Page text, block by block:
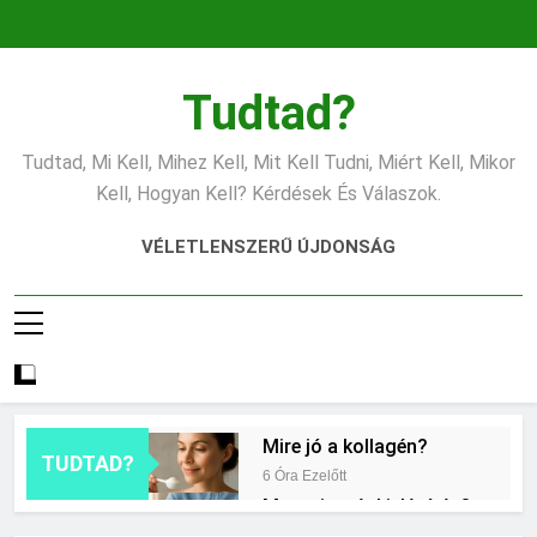
Tudtad?
Tudtad, Mi Kell, Mihez Kell, Mit Kell Tudni, Miért Kell, Mikor
Kell, Hogyan Kell? Kérdések És Válaszok.
VÉLETLENSZERŰ ÚJDONSÁG
TUDTAD?
Mire jó a kollagén?
6 Óra Ezelőtt
Mennyi a végkielégítés?